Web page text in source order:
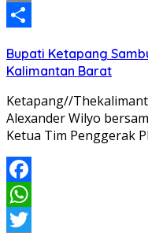
Email
Bupati Ketapang
Kalimantan Barat
Ketapang//
Alexander Wilyo
Ketua Tim Penggerak
Facebook
WhatsApp